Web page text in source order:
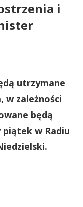
i
utrzymane
w zależności
będą
piątek w Radiu